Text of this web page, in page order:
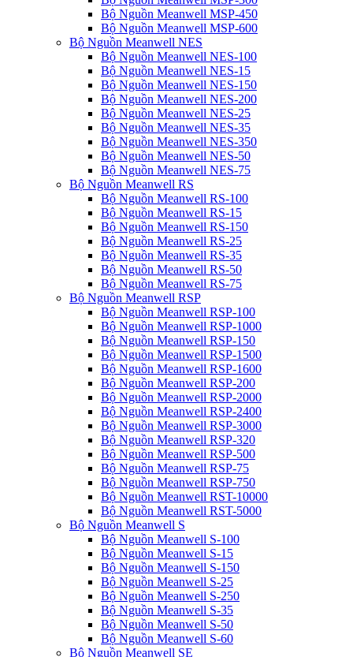
Bộ Nguồn Meanwell MSP-450
Bộ Nguồn Meanwell MSP-600
Bộ Nguồn Meanwell NES
Bộ Nguồn Meanwell NES-100
Bộ Nguồn Meanwell NES-15
Bộ Nguồn Meanwell NES-150
Bộ Nguồn Meanwell NES-200
Bộ Nguồn Meanwell NES-25
Bộ Nguồn Meanwell NES-35
Bộ Nguồn Meanwell NES-350
Bộ Nguồn Meanwell NES-50
Bộ Nguồn Meanwell NES-75
Bộ Nguồn Meanwell RS
Bộ Nguồn Meanwell RS-100
Bộ Nguồn Meanwell RS-15
Bộ Nguồn Meanwell RS-150
Bộ Nguồn Meanwell RS-25
Bộ Nguồn Meanwell RS-35
Bộ Nguồn Meanwell RS-50
Bộ Nguồn Meanwell RS-75
Bộ Nguồn Meanwell RSP
Bộ Nguồn Meanwell RSP-100
Bộ Nguồn Meanwell RSP-1000
Bộ Nguồn Meanwell RSP-150
Bộ Nguồn Meanwell RSP-1500
Bộ Nguồn Meanwell RSP-1600
Bộ Nguồn Meanwell RSP-200
Bộ Nguồn Meanwell RSP-2000
Bộ Nguồn Meanwell RSP-2400
Bộ Nguồn Meanwell RSP-3000
Bộ Nguồn Meanwell RSP-320
Bộ Nguồn Meanwell RSP-500
Bộ Nguồn Meanwell RSP-75
Bộ Nguồn Meanwell RSP-750
Bộ Nguồn Meanwell RST-10000
Bộ Nguồn Meanwell RST-5000
Bộ Nguồn Meanwell S
Bộ Nguồn Meanwell S-100
Bộ Nguồn Meanwell S-15
Bộ Nguồn Meanwell S-150
Bộ Nguồn Meanwell S-25
Bộ Nguồn Meanwell S-250
Bộ Nguồn Meanwell S-35
Bộ Nguồn Meanwell S-50
Bộ Nguồn Meanwell S-60
Bộ Nguồn Meanwell SE